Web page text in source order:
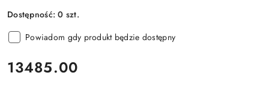
Dostępność:0 szt.
Powiadom gdy produkt będzie dostępny
cena:
13485.00